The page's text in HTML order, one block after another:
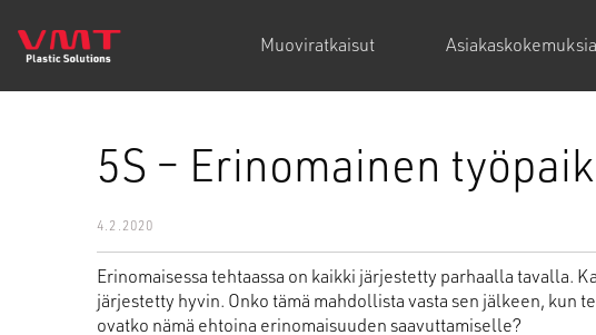
Muoviratkaisut Asiakaskokemuksia
5S – Erinomainen
4.2.2020
Erinomaisessa tehtaassa on kaikki järjestetty parhaalla tavalla.
järjestetty hyvin. Onko tämä mahdollista vasta sen jälkeen, kun
ovatko nämä ehtoina erinomaisuuden saavuttamiselle?